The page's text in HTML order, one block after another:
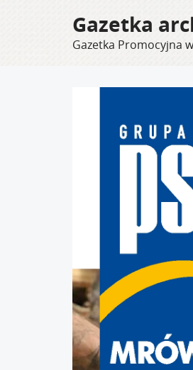
Gazetka
Gazetka Promocyjna